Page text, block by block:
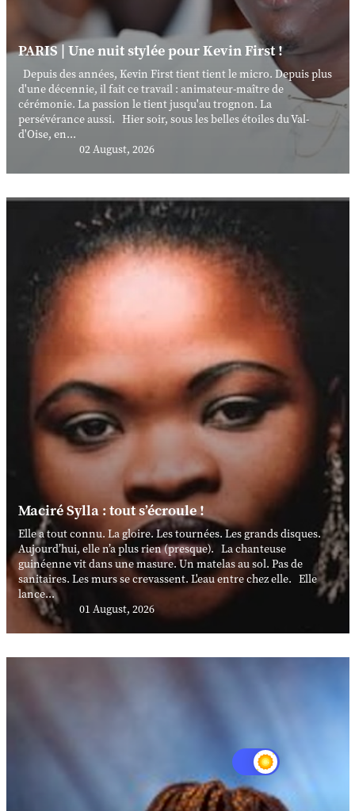
PARIS | Une nuit stylée pour Kevin First !
Depuis des années, Kevin First tient tient le micro. Depuis plus
d'une décennie, il fait ce travail : animateur-maître de
cérémonie. La passion le tient jusqu'au trognon. La
persévérance aussi. Hier soir, sous les belles étoiles du Val-
d'Oise, en...
02 August, 2026
Maciré Sylla : tout s’écroule !
Elle a tout connu. La gloire. Les tournées. Les grands disques.
Aujourd’hui, elle n’a plus rien (presque). La chanteuse
guinéenne vit dans une masure. Un matelas au sol. Pas de
sanitaires. Les murs se crevassent. L'eau entre chez elle. Elle
lance...
01 August, 2026